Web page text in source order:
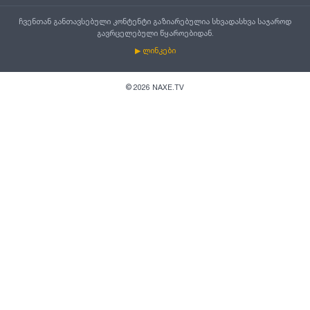
ჩვენთან განთავსებული კონტენტი გაზიარებულია სხვადასხვა საჯაროდ
გავრცელებული წყაროებიდან.
▶ ლინკები
© 2026 NAXE.TV